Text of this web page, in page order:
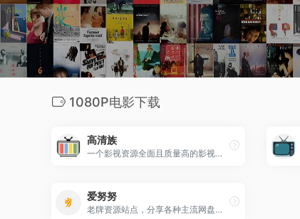
资源铺
电影搜索
探索发现
观影软件
1080P电影下载
高清族
一个影视资源全面且质量高的影视资源交流社区。
爱努努
老牌资源站点，分享各种主流网盘资源